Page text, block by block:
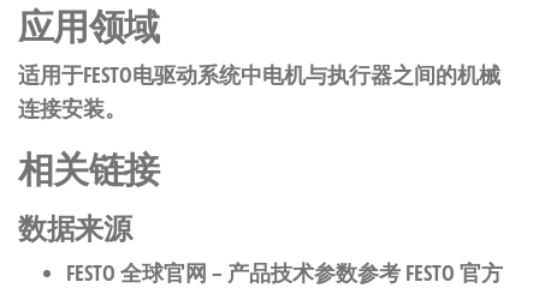
应用领域
适用于FESTO电驱动系统中电机与执行器之间的机械
连接安装。
相关链接
数据来源
FESTO 全球官网 – 产品技术参数参考 FESTO 官方